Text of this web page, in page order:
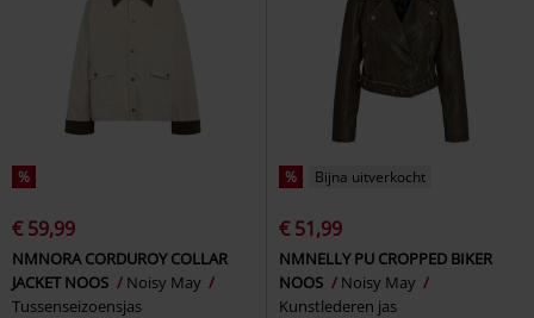
%
€ 59,99
NMNORA CORDUROY COLLAR
JACKET NOOS
Noisy May
Tussenseizoensjas
% Bijna uitverkocht
€ 51,99
NMNELLY PU CROPPED BIKER
NOOS
Noisy May
Kunstlederen jas